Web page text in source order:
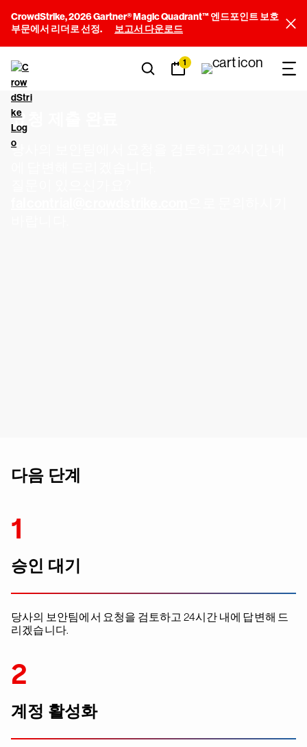
CrowdStrike, 2026 Gartner® Magic Quadrant™ 엔드포인트 보호
부문에서 리더로 선정.
보고서 다운로드
1
요청 제출 완료
당사의 보안팀에서 요청을 검토하고 24시간 내
다음 단계
1
승인 대기
당사의 보안팀에서 요청을 검토하고 24시간 내에 답변해 드
리겠습니다.
2
계정 활성화